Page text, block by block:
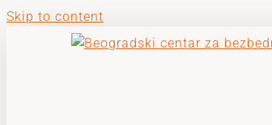
Skip to content